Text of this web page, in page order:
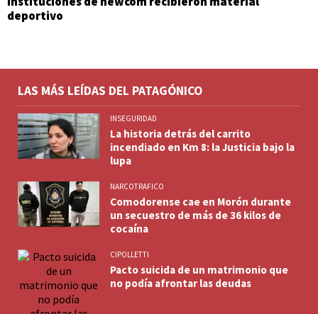
deportivo
LAS MÁS LEÍDAS DEL PATAGÓNICO
INSEGURIDAD
La historia detrás del carrito
incendiado en Km 8: la Justicia bajo la
lupa
NARCOTRAFICO
Comodorense cae en Morón durante
un secuestro de más de 36 kilos de
cocaína
CIPOLLETTI
Pacto suicida de un matrimonio que
no podía afrontar las deudas